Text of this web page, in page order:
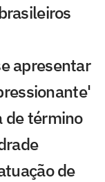
apresentar
de término
de